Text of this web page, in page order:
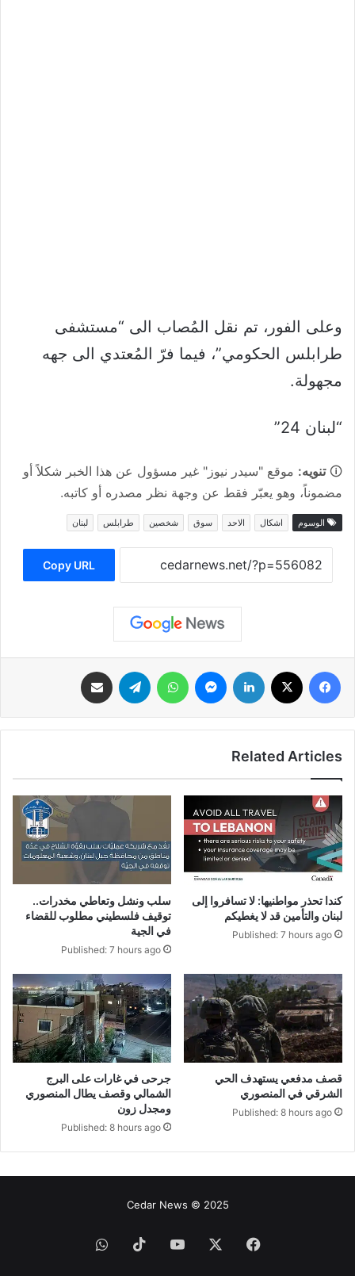
وعلى الفور، تم نقل المُصاب الى “مستشفى
طرابلس الحكومي”، فيما فرّ المُعتدي الى جهه
مجهولة.
“لبنان 24”
🛈تنويه: موقع "سيدر نيوز" غير مسؤول عن هذا الخبر شكلاً أو
مضموناً، وهو يعبّر فقط عن وجهة نظر مصدره أو كاتبه.
الوسوم اشكال الاحد سوق شخصين طرابلس لبنان
Copy URL
فيسبوك لينكدإن ماسنجر واتساب تيلقرام
Related Articles
كندا تحذر مواطنيها: لا تسافروا إلى
لبنان والتأمين قد لا يغطيكم
Published: 7 hours ago
سلب ونشل وتعاطي مخدرات..
توقيف فلسطيني مطلوب للقضاء
في الجية
Published: 7 hours ago
قصف مدفعي يستهدف الحي
الشرقي في المنصوري
Published: 8 hours ago
جرحى في غارات على البرج
الشمالي وقصف يطال المنصوري
ومجدل زون
Published: 8 hours ago
Cedar News © 2025
فيسبوك ‫YouTube
‫TikTokواتساب